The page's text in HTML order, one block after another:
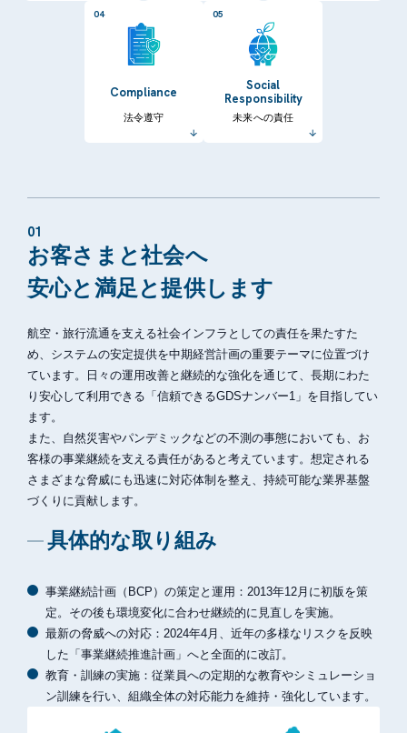
04
Compliance
法令遵守
05
Social
Responsibility
未来への責任
01
お客さまと社会へ
安心と満足と提供します
航空・旅行流通を支える社会インフラとしての責任を果たすた
め、システムの安定提供を中期経営計画の重要テーマに位置づけ
ています。日々の運用改善と継続的な強化を通じて、長期にわた
り安心して利用できる「信頼できるGDSナンバー1」を目指してい
ます。
また、自然災害やパンデミックなどの不測の事態においても、お
客様の事業継続を支える責任があると考えています。想定される
さまざまな脅威にも迅速に対応体制を整え、持続可能な業界基盤
づくりに貢献します。
具体的な取り組み
事業継続計画（BCP）の策定と運用：2013年12月に初版を策
定。その後も環境変化に合わせ継続的に見直しを実施。
最新の脅威への対応：2024年4月、近年の多様なリスクを反映
した「事業継続推進計画」へと全面的に改訂。
教育・訓練の実施：従業員への定期的な教育やシミュレーショ
ン訓練を行い、組織全体の対応能力を維持・強化しています。